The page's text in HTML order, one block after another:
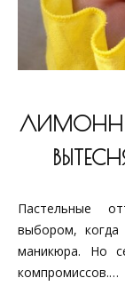
Пастельные оттенки долго считались безопасным
выбором, когда
маникюра. Но
компромиссов.…